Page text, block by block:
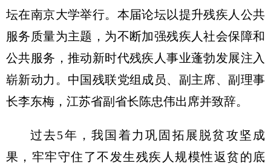
坛在南京大学举行。本届论坛以提升残疾人公共
服务质量为主题，为不断加强残疾人社会保障和
公共服务，推动新时代残疾人事业蓬勃发展注入
崭新动力。中国残联党组成员、副主席、副理事
长李东梅，江苏省副省长陈忠伟出席并致辞。
过去5年，我国着力巩固拓展脱贫攻坚成
果，牢牢守住了不发生残疾人规模性返贫的底